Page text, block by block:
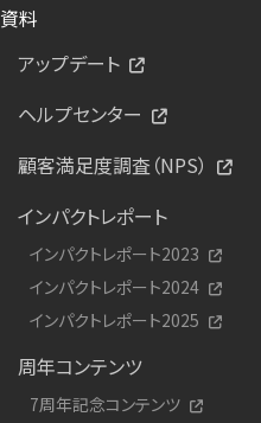
資料
アップデート
ヘルプセンター
顧客満足度調査（NPS）
インパクトレポート
インパクトレポート2023
インパクトレポート2024
インパクトレポート2025
周年コンテンツ
7周年記念コンテンツ